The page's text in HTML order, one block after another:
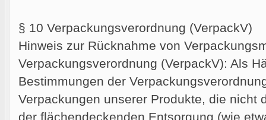
§ 10 Verpackungsverordnung (VerpackV)
Hinweis zur Rücknahme von
Verpackungsverordnung (VerpackV): Als
Bestimmungen der
Verpackungen unserer Produkte, die nicht
der flächendeckenden Entsorgung (wie